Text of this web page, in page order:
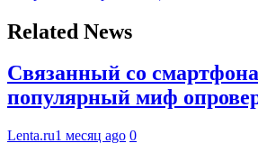
Related News
Связанный со
популярный миф
Lenta.ru1 месяц ago 0